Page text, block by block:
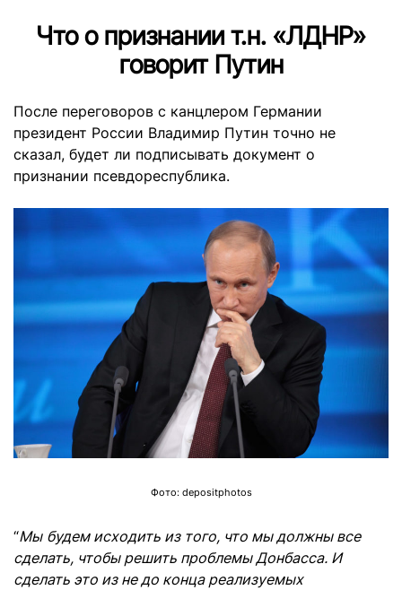
Что о признании т.н. «ЛДНР»
говорит Путин
После переговоров с канцлером Германии
президент России Владимир Путин точно не
сказал, будет ли подписывать документ о
признании псевдореспублика.
Фото: depositphotos
“Мы будем исходить из того, что мы должны все
сделать, чтобы решить проблемы Донбасса. И
сделать это из не до конца реализуемых